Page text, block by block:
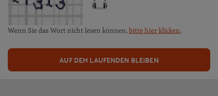
Wenn Sie das Wort nicht lesen können, bitte hier klicken.
AUF DEM LAUFENDEN BLEIBEN